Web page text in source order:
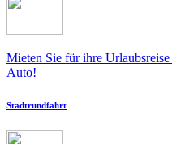
Mieten Sie für ihre
Auto!
Stadtrundfahrt